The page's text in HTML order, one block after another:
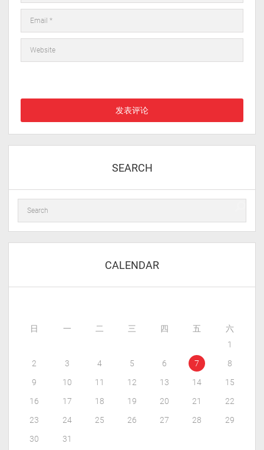
SEARCH
CALENDAR
日 一 二 三 四 五
六
1
2
3 4 5 6 7
8
9
10 11 12 13 14
15
16
17 18 19 20 21
22
23
24 25 26 27 28
29
30
31